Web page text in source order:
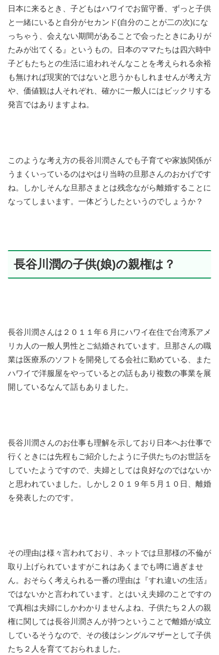
日本に来るとき、子どもはハワイでお留守番、ずっと子供
と一緒にいると自分がセカンド(自分のことが二の次)にな
っちゃう、会えない期間があることで会ったときにありが
たみが出てくる』というもの。日本のママたちは四六時中
子どもたちとの生活に追われそんなことを考えられる余裕
も無ければ現実的ではないと思うかもしれませんが考え方
や、価値観は人それぞれ、確かに一般人にはビックリする
発言ではありますよね。
このような考え方の長谷川潤さんでも子育てや家族関係が
うまくいっているのはやはり当時の旦那さんのおかげです
ね。しかしそんな旦那さまとは残念ながら離婚することに
なってしまいます。一体どうしたというのでしょうか？
長谷川潤の子供(娘)の親権は？
長谷川潤さんは２０１１年６月にハワイ在住で台湾系アメ
リカ人の一般人男性とご結婚されています。旦那さんの職
業は医療系のソフトを開発してる会社に勤めている、また
ハワイで洋服屋をやっているとの話もあり複数の事業を展
開しているなんて話もありました。
長谷川潤さんのお仕事も理解を示しており日本へお仕事で
行くときには先程もご紹介したように子供たちのお世話を
していたようですので、夫婦としては良好なのではないか
と思われていました。しかし２０１９年５月１０日、離婚
を発表したのです。
その理由は様々言われており、ネットでは旦那様の不倫が
取り上げられていますがこれはあくまでも噂に過ぎませ
ん。おそらく考えられる一番の理由は『すれ違いの生活』
ではないかと言われています。とはいえ夫婦のことですの
で真相は夫婦にしかわかりませんよね、子供たち２人の親
権に関しては長谷川潤さんが持つということで離婚が成立
しているそうなので、その後はシングルマザーとして子供
たち２人を育てておられました。